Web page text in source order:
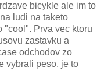
bicykle ale im to
ludi na taketo
"cool". Prva vec ktoru
zastavku a
odchodov zo
vybrali peso, je to